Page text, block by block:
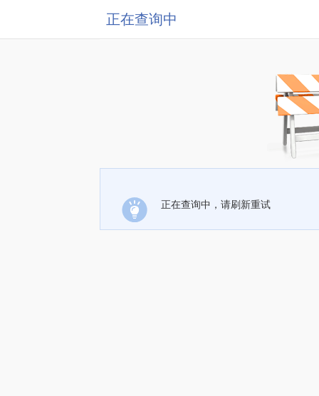
正在查询中
正在查询中，请刷新重试